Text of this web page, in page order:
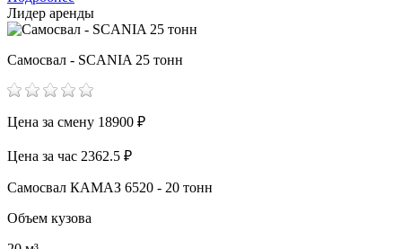
Лидер аренды
Самосвал - SCANIA 25 тонн
Цена за смену 18900 ₽
Цена за час 2362.5 ₽
Самосвал КАМАЗ 6520 - 20 тонн
Объем кузова